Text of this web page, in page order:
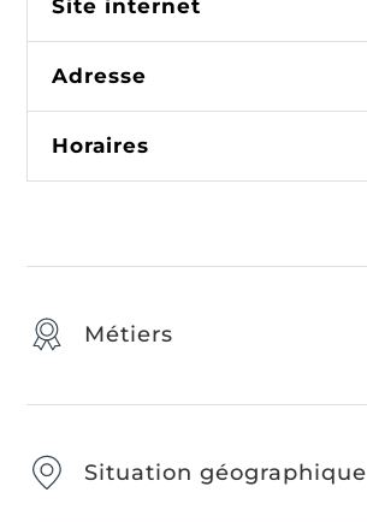
Site internet
Adresse
Horaires
Métiers
Situation géographique